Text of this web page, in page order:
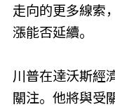
走向的更多線索
漲能否延續。
川普在達沃斯經
關注。他將與受